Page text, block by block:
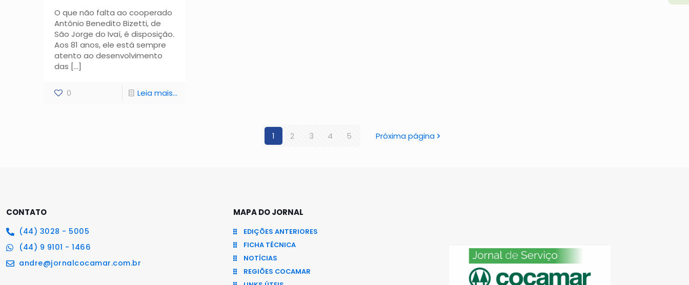
O que não falta ao cooperado
Antônio Benedito Bizetti, de
São Jorge do Ivaí, é disposição.
Aos 81 anos, ele está sempre
atento ao desenvolvimento
das […]
0 Leia mais...
1 2 3 4 5 Próxima página
CONTATO
(44) 3028 - 5005
(44) 9 9101 - 1466
andre@jornalcocamar.com.br
MAPA DO JORNAL
EDIÇÕES ANTERIORES
FICHA TÉCNICA
NOTÍCIAS
REGIÕES COCAMAR